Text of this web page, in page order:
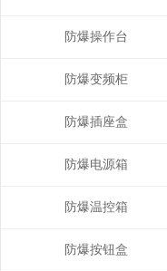
防爆操作台
防爆变频柜
防爆插座盒
防爆电源箱
防爆温控箱
防爆按钮盒